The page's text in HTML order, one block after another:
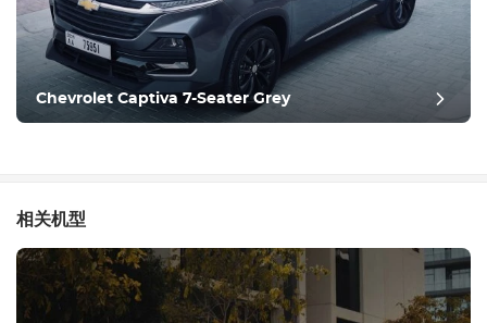
Chevrolet Captiva 7-Seater Grey
相关机型